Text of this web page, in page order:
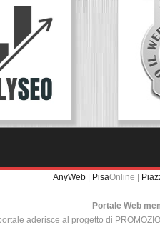
AnyWeb | PisaOnline |
Portale Web
aderisce al progetto di